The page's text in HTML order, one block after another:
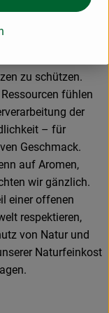
höchste Qualität
zu schützen.
fühlen
der
– für
Geschmack.
auf Aromen,
wir gänzlich.
einer offenen
respektieren,
von Natur und
Naturfeinkost